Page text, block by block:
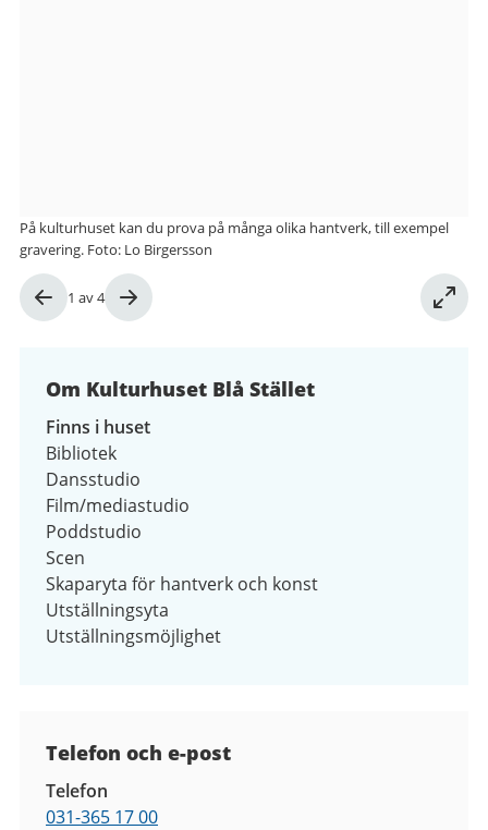
Bild
1 av4
På kulturhuset kan du prova på många olika hantverk, till exempel
gravering. Foto: Lo Birgersson
Om Kulturhuset Blå Stället
Finns i huset
Bibliotek
Dansstudio
Film/mediastudio
Poddstudio
Scen
Skaparyta för hantverk och konst
Utställningsyta
Utställningsmöjlighet
Telefon och e-post
Telefon
031-365 17 00